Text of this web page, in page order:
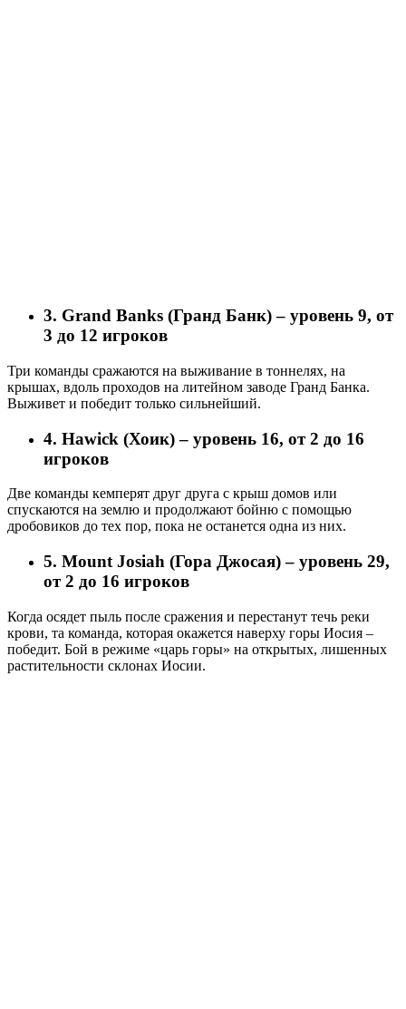
3. Grand Banks (Гранд Банк) – уровень 9, от
3 до 12 игроков
Три команды сражаются на выживание в тоннелях, на
крышах, вдоль проходов на литейном заводе Гранд Банка.
Выживет и победит только сильнейший.
4. Hawick (Хоик) – уровень 16, от 2 до 16
игроков
Две команды кемперят друг друга с крыш домов или
спускаются на землю и продолжают бойню с помощью
дробовиков до тех пор, пока не останется одна из них.
5. Mount Josiah (Гора Джосая) – уровень 29,
от 2 до 16 игроков
Когда осядет пыль после сражения и перестанут течь реки
крови, та команда, которая окажется наверху горы Иосия –
победит. Бой в режиме «царь горы» на открытых, лишенных
растительности склонах Иосии.